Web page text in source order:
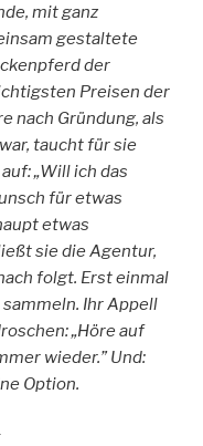
mit ganz
gestaltete
der
Preisen der
nach Gründung, als
taucht für sie
„Will ich das
für etwas
etwas
sie die Agentur,
folgt. Erst einmal
Ihr Appell
„Höre auf
wieder.” Und:
Option.